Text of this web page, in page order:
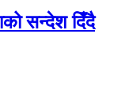
सन्देश दिँदै